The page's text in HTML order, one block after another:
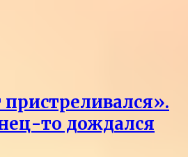
пристреливался».
то дождался